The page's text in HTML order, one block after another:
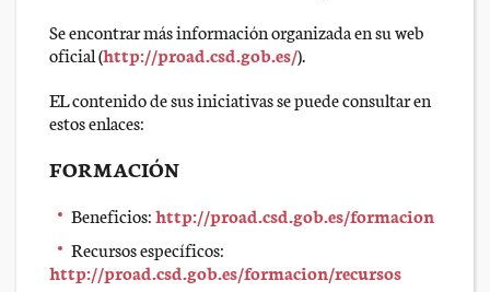
Se encontrar más información organizada en su web
oficial (http://proad.csd.gob.es/).
EL contenido de sus iniciativas se puede consultar en
estos enlaces:
FORMACIÓN
Beneficios:http://proad.csd.gob.es/formacion
Recursos específicos:
http://proad.csd.gob.es/formacion/recursos